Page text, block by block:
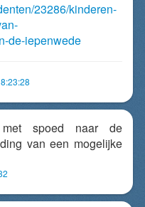
23286/kinderen-
de-iepenwede
spoed naar de
van een mogelijke